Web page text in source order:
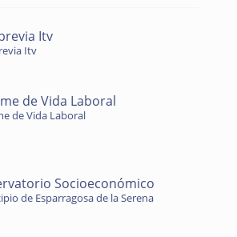
Itv
Itv
de Vida Laboral
de Vida Laboral
Socioeconómico
de Esparragosa de la Serena